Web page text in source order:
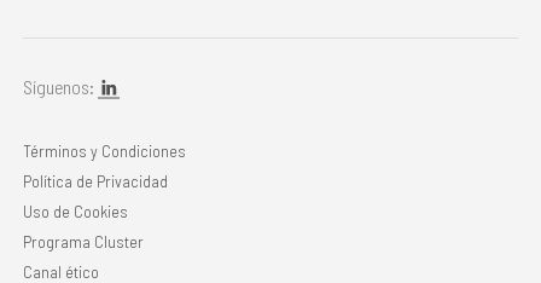
Síguenos:
Términos y Condiciones
Política de Privacidad
Uso de Cookies
Programa Cluster
Canal ético